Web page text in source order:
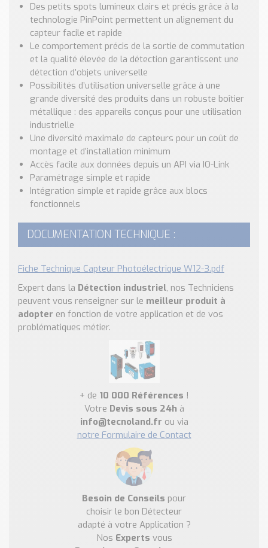
Des petits spots lumineux clairs et précis grâce à la
technologie PinPoint permettent un alignement du
capteur facile et rapide
Le comportement précis de la sortie de commutation
et la qualité élevée de la détection garantissent une
détection d’objets universelle
Possibilités d’utilisation universelle grâce à une
grande diversité des produits dans un robuste boîtier
métallique : des appareils conçus pour une utilisation
industrielle
Une diversité maximale de capteurs pour un coût de
montage et d’installation minimum
Accès facile aux données depuis un API via IO-Link
Paramétrage simple et rapide
Intégration simple et rapide grâce aux blocs
fonctionnels
DOCUMENTATION TECHNIQUE :
Fiche Technique Capteur Photoélectrique W12-3.pdf
Expert dans la Détection industriel, nos Techniciens
peuvent vous renseigner sur le meilleur produit à
adopter en fonction de votre application et de vos
problématiques métier.
+ de 10 000 Références !
Votre Devis sous 24h à
info@tecnoland.fr ou via
notre Formulaire de Contact
Besoin de Conseils pour
choisir le bon Détecteur
adapté à votre Application ?
Nos Experts vous